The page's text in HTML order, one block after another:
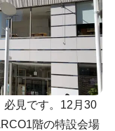
必見です。12月30
階の特設会場